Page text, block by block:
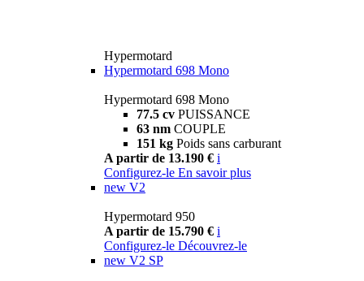
Hypermotard
Hypermotard 698 Mono
Hypermotard 698 Mono
77.5 cv PUISSANCE
63 nm COUPLE
151 kg Poids sans carburant
A partir de 13.190 € i
Configurez-le En savoir plus
new V2
Hypermotard 950
A partir de 15.790 € i
Configurez-le Découvrez-le
new V2 SP